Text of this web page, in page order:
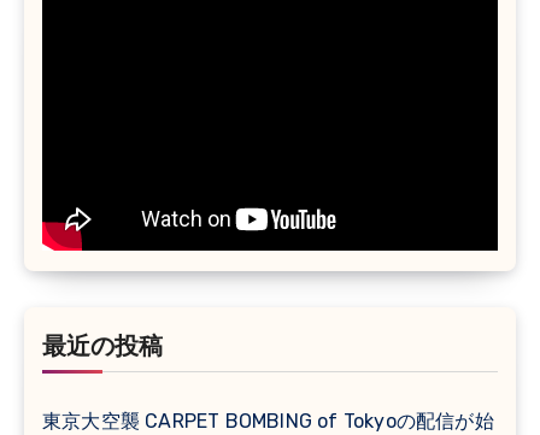
最近の投稿
東京大空襲 CARPET BOMBING of Tokyoの配信が始